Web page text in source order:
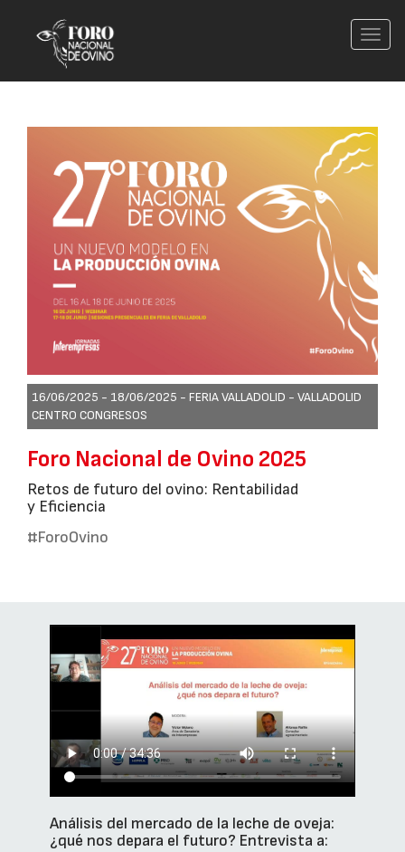
16/06/2025 - 18/06/2025 - FERIA VALLADOLID - VALLADOLID
CENTRO CONGRESOS
Foro Nacional de Ovino 2025
Retos de futuro del ovino: Rentabilidad
y Eficiencia
#ForoOvino
Análisis del mercado de la leche de oveja:
¿qué nos depara el futuro? Entrevista a: